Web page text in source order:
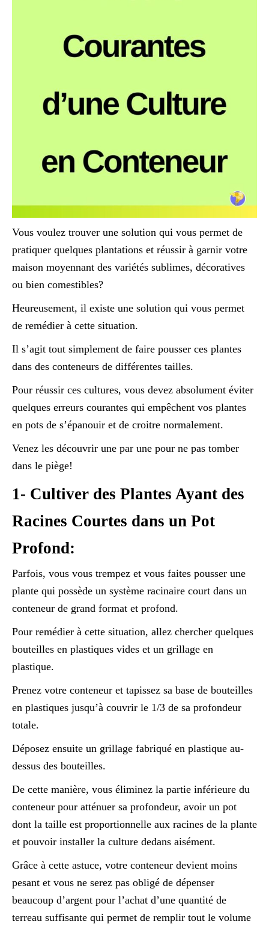
Vous voulez trouver une solution qui vous permet de
pratiquer quelques plantations et réussir à garnir votre
maison moyennant des variétés sublimes, décoratives
ou bien comestibles?
Heureusement, il existe une solution qui vous permet
de remédier à cette situation.
Il s’agit tout simplement de faire pousser ces plantes
dans des conteneurs de différentes tailles.
Pour réussir ces cultures, vous devez absolument éviter
quelques erreurs courantes qui empêchent vos plantes
en pots de s’épanouir et de croitre normalement.
Venez les découvrir une par une pour ne pas tomber
dans le piège!
1- Cultiver des Plantes Ayant des
Racines Courtes dans un Pot
Profond:
Parfois, vous vous trempez et vous faites pousser une
plante qui possède un système racinaire court dans un
conteneur de grand format et profond.
Pour remédier à cette situation, allez chercher quelques
bouteilles en plastiques vides et un grillage en
plastique.
Prenez votre conteneur et tapissez sa base de bouteilles
en plastiques jusqu’à couvrir le 1/3 de sa profondeur
totale.
Déposez ensuite un grillage fabriqué en plastique au-
dessus des bouteilles.
De cette manière, vous éliminez la partie inférieure du
conteneur pour atténuer sa profondeur, avoir un pot
dont la taille est proportionnelle aux racines de la plante
et pouvoir installer la culture dedans aisément.
Grâce à cette astuce, votre conteneur devient moins
pesant et vous ne serez pas obligé de dépenser
beaucoup d’argent pour l’achat d’une quantité de
terreau suffisante qui permet de remplir tout le volume